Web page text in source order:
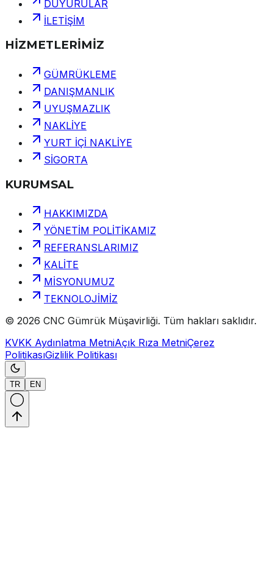
DUYURULAR
İLETİŞİM
HİZMETLERİMİZ
GÜMRÜKLEME
DANIŞMANLIK
UYUŞMAZLIK
NAKLİYE
YURT İÇİ NAKLİYE
SİGORTA
KURUMSAL
HAKKIMIZDA
YÖNETİM POLİTİKAMIZ
REFERANSLARIMIZ
KALİTE
MİSYONUMUZ
TEKNOLOJİMİZ
© 2026 CNC Gümrük Müşavirliği. Tüm hakları saklıdır.
KVKK Aydınlatma MetniAçık Rıza MetniÇerez
PolitikasıGizlilik Politikası
TR EN